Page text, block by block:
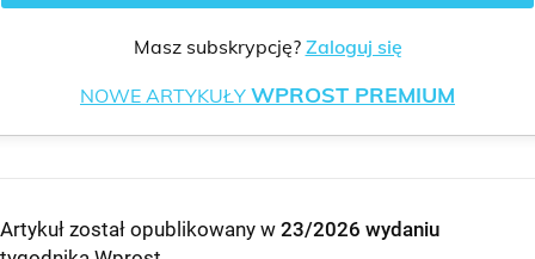
Masz subskrypcję? Zaloguj się
NOWE ARTYKUŁY WPROST PREMIUM
Artykuł został opublikowany w 23/2026 wydaniu